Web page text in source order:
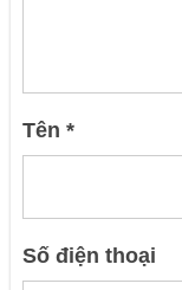
Tên*
Số điện thoại